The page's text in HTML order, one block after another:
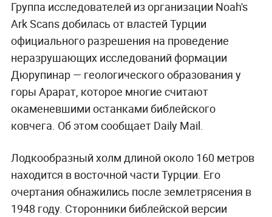
Группа исследователей из организации Noah's
Ark Scans добилась от властей Турции
официального разрешения на проведение
неразрушающих исследований формации
Дюрупинар — геологического образования у
горы Арарат, которое многие считают
окаменевшими останками библейского
ковчега. Об этом сообщает Daily Mail.
Лодкообразный холм длиной около 160 метров
находится в восточной части Турции. Его
очертания обнажились после землетрясения в
1948 году. Сторонники библейской версии